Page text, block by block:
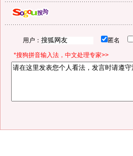
用户： 匿名
*搜狗拼音输入法，中文处理专家>>